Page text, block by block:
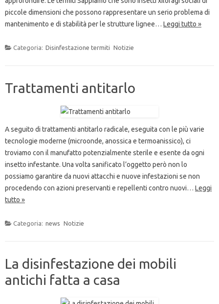
piccole dimensioni che possono rappresentare un serio problema di
mantenimento e di stabilità per le strutture lignee… Leggi tutto »
Categoria: Disinfestazione termiti Notizie
Trattamenti antitarlo
A seguito di trattamenti antitarlo radicale, eseguita con le più varie
tecnologie moderne (microonde, anossica e termoanissico), ci
troviamo con il manufatto potenzialmente sterile e esente da ogni
insetto infestante. Una volta sanificato l’oggetto però non lo
possiamo garantire da nuovi attacchi e nuove infestazioni se non
procedendo con azioni preservanti e repellenti contro nuovi… Leggi
tutto »
Categoria: news Notizie
La disinfestazione dei mobili
antichi fatta a casa